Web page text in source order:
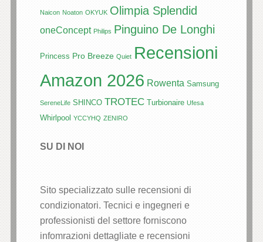
Naicon Noaton OKYUK Olimpia Splendid
oneConcept Philips Pinguino De Longhi
Princess Pro Breeze Quiet Recensioni
Amazon 2026 Rowenta Samsung
SereneLife SHINCO TROTEC Turbionaire Ufesa
Whirlpool YCCYHQ ZENIRO
SU DI NOI
Sito specializzato sulle recensioni di
condizionatori. Tecnici e ingegneri e
professionisti del settore forniscono
infomrazioni dettagliate e recensioni